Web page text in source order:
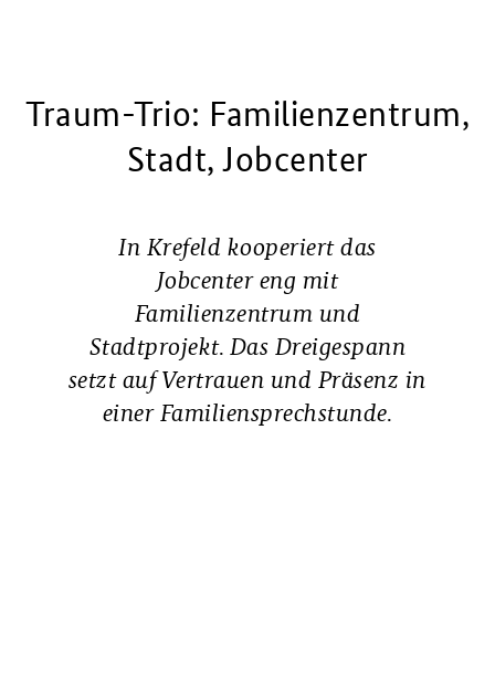
Traum-Trio: Familienzentrum,
Stadt, Jobcenter
In Krefeld kooperiert das
Jobcenter eng mit
Familienzentrum und
Stadtprojekt. Das Dreigespann
setzt auf Vertrauen und Präsenz in
einer Familiensprechstunde.